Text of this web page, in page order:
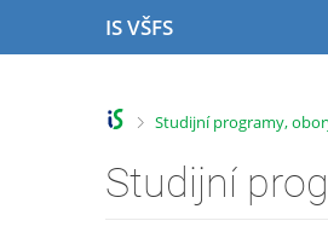
IS VŠFS
>
Studijní programy,
Studijní